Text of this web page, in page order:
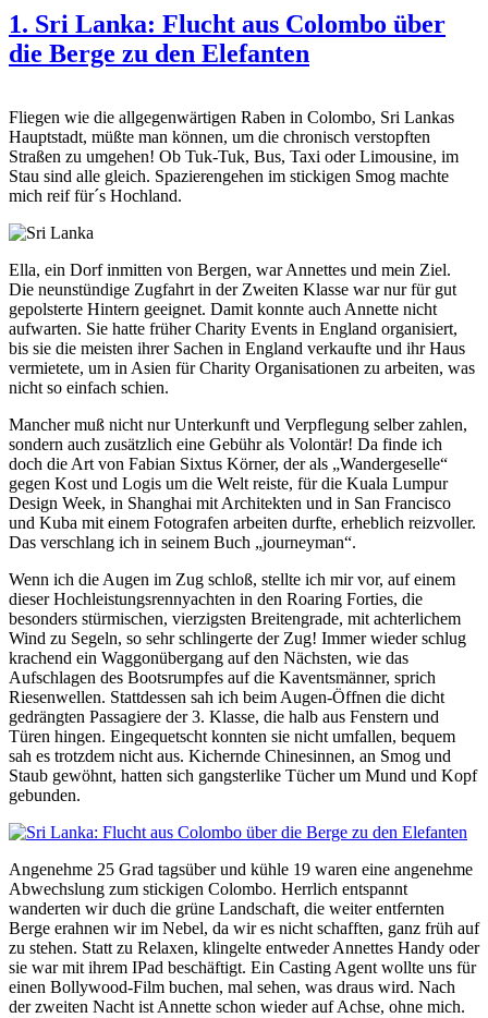
1. Sri Lanka: Flucht aus Colombo über
die Berge zu den Elefanten
Fliegen wie die allgegenwärtigen Raben in Colombo, Sri Lankas
Hauptstadt, müßte man können, um die chronisch verstopften
Straßen zu umgehen! Ob Tuk-Tuk, Bus, Taxi oder Limousine, im
Stau sind alle gleich. Spazierengehen im stickigen Smog machte
mich reif für´s Hochland.
Ella, ein Dorf inmitten von Bergen, war Annettes und mein Ziel.
Die neunstündige Zugfahrt in der Zweiten Klasse war nur für gut
gepolsterte Hintern geeignet. Damit konnte auch Annette nicht
aufwarten. Sie hatte früher Charity Events in England organisiert,
bis sie die meisten ihrer Sachen in England verkaufte und ihr Haus
vermietete, um in Asien für Charity Organisationen zu arbeiten, was
nicht so einfach schien.
Mancher muß nicht nur Unterkunft und Verpflegung selber zahlen,
sondern auch zusätzlich eine Gebühr als Volontär! Da finde ich
doch die Art von Fabian Sixtus Körner, der als „Wandergeselle“
gegen Kost und Logis um die Welt reiste, für die Kuala Lumpur
Design Week, in Shanghai mit Architekten und in San Francisco
und Kuba mit einem Fotografen arbeiten durfte, erheblich reizvoller.
Das verschlang ich in seinem Buch „journeyman“.
Wenn ich die Augen im Zug schloß, stellte ich mir vor, auf einem
dieser Hochleistungsrennyachten in den Roaring Forties, die
besonders stürmischen, vierzigsten Breitengrade, mit achterlichem
Wind zu Segeln, so sehr schlingerte der Zug! Immer wieder schlug
krachend ein Waggonübergang auf den Nächsten, wie das
Aufschlagen des Bootsrumpfes auf die Kaventsmänner, sprich
Riesenwellen. Stattdessen sah ich beim Augen-Öffnen die dicht
gedrängten Passagiere der 3. Klasse, die halb aus Fenstern und
Türen hingen. Eingequetscht konnten sie nicht umfallen, bequem
sah es trotzdem nicht aus. Kichernde Chinesinnen, an Smog und
Staub gewöhnt, hatten sich gangsterlike Tücher um Mund und Kopf
gebunden.
Angenehme 25 Grad tagsüber und kühle 19 waren eine angenehme
Abwechslung zum stickigen Colombo. Herrlich entspannt
wanderten wir duch die grüne Landschaft, die weiter entfernten
Berge erahnen wir im Nebel, da wir es nicht schafften, ganz früh auf
zu stehen. Statt zu Relaxen, klingelte entweder Annettes Handy oder
sie war mit ihrem IPad beschäftigt. Ein Casting Agent wollte uns für
einen Bollywood-Film buchen, mal sehen, was draus wird. Nach
der zweiten Nacht ist Annette schon wieder auf Achse, ohne mich.